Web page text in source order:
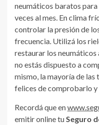
neumáticos baratos
veces al mes. En clima
controlar la presión de
frecuencia. Utilizá los
restaurar los neumáticos
no estás dispuesto a
mismo, la mayoría de las
felices de comprobarlo
Recordá que en
emitir online tu Seguro